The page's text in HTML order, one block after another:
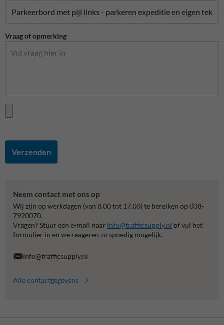
Vraag of opmerking
Verzenden
Neem contact met ons op
Wij zijn op werkdagen (van 8.00 tot 17.00) te bereiken op 038-
7920070.
Vragen? Stuur een e-mail naar info@trafficsupply.nl of vul het
formulier in en we reageren zo spoedig mogelijk.
info@trafficsupply.nl
Alle contactgegevens